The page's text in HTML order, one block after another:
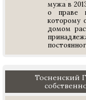
мужа в
о праве
которому
домом
Тосненский